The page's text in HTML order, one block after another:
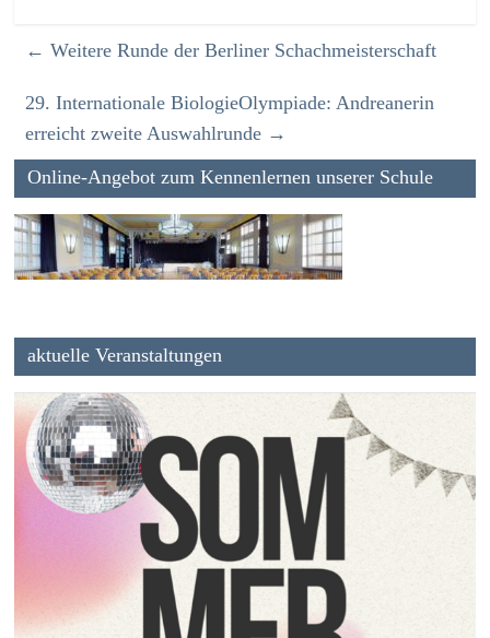
← Weitere Runde der Berliner Schachmeisterschaft
29. Internationale BiologieOlympiade: Andreanerin
erreicht zweite Auswahlrunde →
Online-Angebot zum Kennenlernen unserer Schule
aktuelle Veranstaltungen